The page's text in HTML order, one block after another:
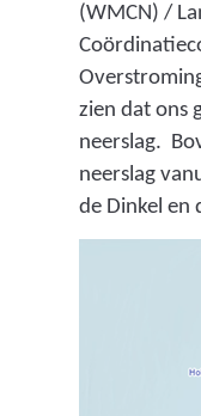
(WMCN) /
zien dat ons
neerslag.
neerslag
de Dinkel en